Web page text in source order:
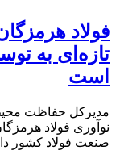
فولاد
تازه‌ای به
است
مدیرکل حفاظت
نوآوری فولاد
صنعت فولاد کشور